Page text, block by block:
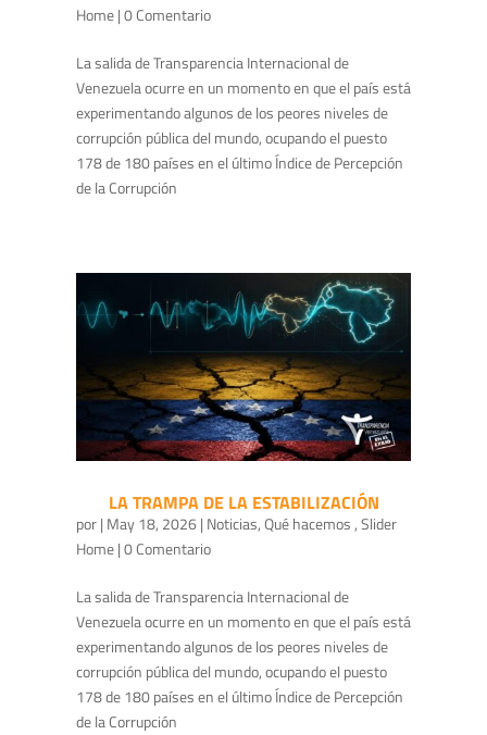
Home| 0 Comentario
La salida de Transparencia Internacional de
Venezuela ocurre en un momento en que el país está
experimentando algunos de los peores niveles de
corrupción pública del mundo, ocupando el puesto
178 de 180 países en el último Índice de Percepción
de la Corrupción
LA TRAMPA DE LA ESTABILIZACIÓN
por| May 18, 2026| Noticias,Qué hacemos ,Slider
Home| 0 Comentario
La salida de Transparencia Internacional de
Venezuela ocurre en un momento en que el país está
experimentando algunos de los peores niveles de
corrupción pública del mundo, ocupando el puesto
178 de 180 países en el último Índice de Percepción
de la Corrupción